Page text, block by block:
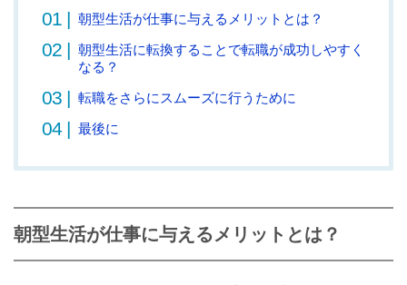
朝型生活が仕事に与えるメリットとは？
朝型生活に転換することで転職が成功しやすく
なる？
転職をさらにスムーズに行うために
最後に
朝型生活が仕事に与えるメリットとは？